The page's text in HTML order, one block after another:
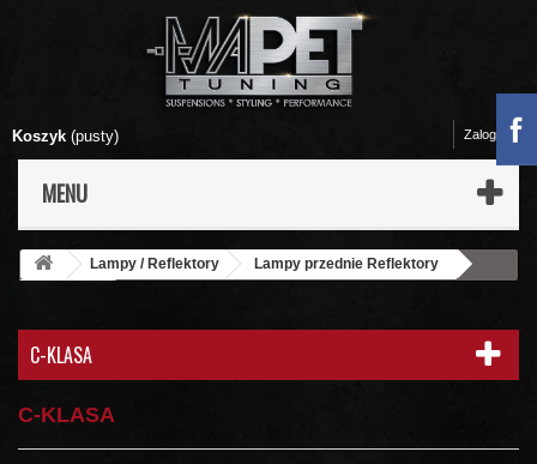
Koszyk (pusty)
MENU
Zaloguj się
Lampy / Reflektory
Lampy przednie Reflektory
C-KLASA
C-KLASA